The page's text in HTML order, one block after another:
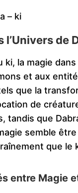
– ki
l’Univers de
ki, la magie dans
et aux
que la
de
tandis que
semble
que le
entre Magie